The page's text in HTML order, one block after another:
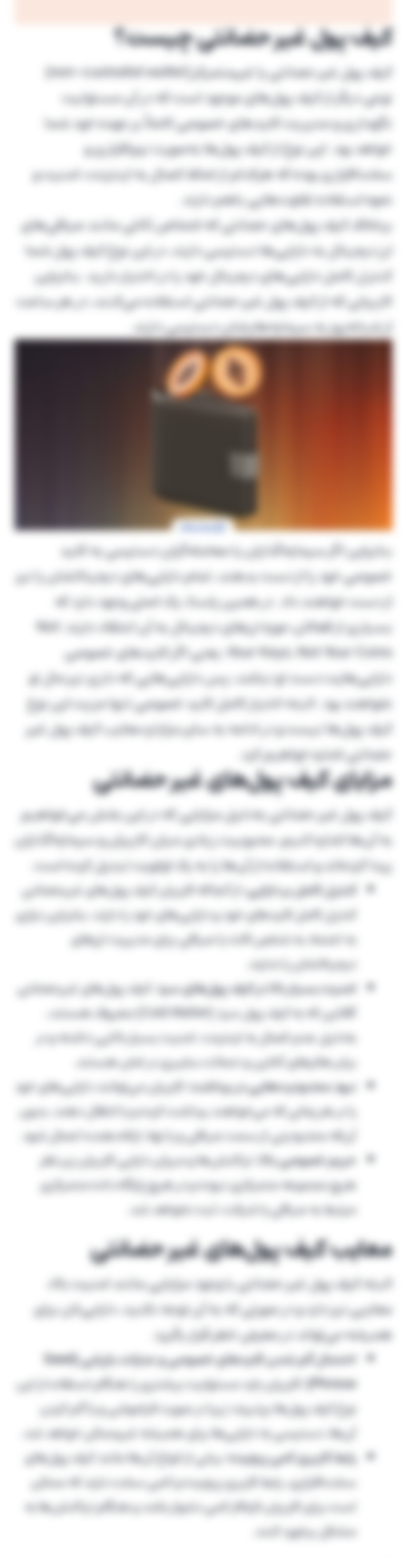
کیف پول غیر حضانتی چیست؟
کیف پول غیر حضانتی یا غیرمتمرکز (non-custodial wallet)
نوعی دیگر از کیف پول‌های موجود است که در آن مسئولیت
نگهداری و مدیریت کلیدهای خصوصی کاملاً بر عهده خود شما
خواهد بود. این نوع از کیف پول‌ها به‌صورت نرم‌افزاری و
سخت‌افزاری بوده که هرکدام از لحاظ اتصال به اینترنت، امنیت و
نحوه استفاده تفاوت‌هایی باهم دارند.
برخلاف کیف پول‌های حضانتی که اشخاص ثالثی مانند صرافی‌های
ارز دیجیتال به دارایی‌ها دسترسی دارند، در این نوع کیف پول شما
کنترل کامل دارایی‌های دیجیتال خود را در اختیار دارید. بنابراین
کاربرانی که از کیف پول‌ غیر حضانتی استفاده می‌کنند، در هر ساعت
از شبانه‌روز به سرمایه‌هایشان دسترسی دارند.
بنابراین اگر سرمایه‌گذاران یا معامله‌گران دسترسی به کلید
خصوصی خود را از دست بدهند، تمام دارایی‌های دیجیتالشان را نیز
از دست خواهند داد. در همین راستا، یک اصلی وجود دارد که
بسیاری از فعالان حوزه ارزهای دیجیتال به آن اعتقاد دارند: Not
Your Keys, Not Your Coins، یعنی اگر کلید‌های خصوصی
دارایی‌هایت دست تو نباشد، پس دارایی‌هایی که داری نیز مال تو
نخواهند بود. البته اختیار کامل کلید خصوصی تنها مزیت این نوع
کیف پول‌ها نیست و در ادامه به سایر مزایا و معایب کیف پول غیر
حضانتی اشاره خواهیم کرد.
مزایای کیف پول‌های غیر حضانتی
کیف پول غیر حضانتی به‌دلیل مزایایی که در این بخش می‌خواهیم
به آن‌ها اشاره کنیم، محبوبیت زیادی میان کاربران و سرمایه‌گذاران
پیدا کرده‌اند و استفاده از آن‌ها را به یک اولویت تبدیل کرده است.
کنترل کامل بر دارایی: از آنجاکه کاربران کیف پول‌های غیرحضانتی
کنترل کامل کلید‌های خود و دارایی‌های خود را دارند، بنابراین نیازی
به اعتماد به شخص ثالث یا صرافی برای مدیریت ارزهای
دیجیتالشان را ندارند.
امنیت بسیار بالا در کیف پول‌های سرد: کیف پول‌های غیرحضانتی
آفلاین که به کیف پول سرد (Cold Wallet) معروف هستند،
به‌دلیل عدم اتصال به اینترنت، امنیت بسیار بالایی داشته و در
برابر هکرهای آنلاین و حملات سایبری در امان هستند.
نبود محدودیت‌هایی در برداشت: کاربران می‌توانند دارایی‌های خود
را در هر زمانی که می‌خواهند برداشت کرده و یا انتقال دهند، بدون
آن‌که محدودیتی از سمت صرافی و یا نهاد ارائه‌دهنده اعمال شود.
حریم خصوصی بالا: تراکنش‌ها و میزان دارایی کاربران زیر نظر
هیچ مجموعه متمرکزی نبوده و در هیچ پایگاه داده متمرکزی
مرتبط به صرافی یا شرکت، ثبت نخواهد شد.
معایب کیف پول‌های غیر حضانتی
البته کیف پول غیر حضانتی با وجود مزایایی مانند امنیت بالا،
معایبی نیز دارد و در صورتی که به آن توجه نکنید، دارایی‌تان برای
همیشه می‌تواند در معرض خطر قرار بگیرد.
احتمال گم شدن کلیدهای خصوصی و عبارات بازیابی (Seed
Phrase): کاربران باید مسئولیت بیشتری را هنگام استفاده از این
نوع کیف پول‌ها بپذیرند؛ زیرا در صورت فراموشی و یا گم کردن
آن‌ها، دسترسی به دارایی‌ها برای همیشه غیرممکن خواهد شد.
رابط کاربری کمی پیچیده: برخی از انواع آن‌ها مانند کیف پول‌های
سخت‌افزاری، رابط کاربری پیچیده و کمی سخت دارند که ممکن
است برای کاربران تازه‌کار کمی دشوار باشد و هنگام تراکنش‌ها به
مشکل برخورد کنند.